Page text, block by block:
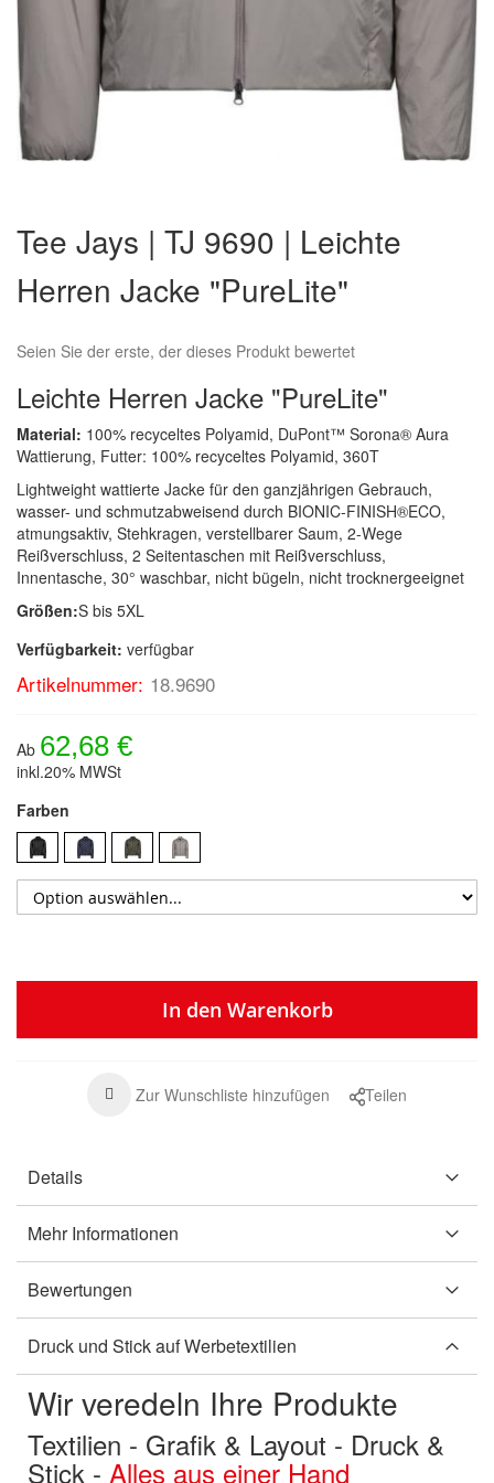
der
Bildergalerie
springen
Tee Jays | TJ 9690 | Leichte
Herren Jacke "PureLite"
Seien Sie der erste, der dieses Produkt bewertet
Leichte Herren Jacke "PureLite"
Material: 100% recyceltes Polyamid, DuPont™ Sorona® Aura
Wattierung, Futter: 100% recyceltes Polyamid, 360T
Lightweight wattierte Jacke für den ganzjährigen Gebrauch,
wasser- und schmutzabweisend durch BIONIC-FINISH®ECO,
atmungsaktiv, Stehkragen, verstellbarer Saum, 2-Wege
Reißverschluss, 2 Seitentaschen mit Reißverschluss,
Innentasche, 30° waschbar, nicht bügeln, nicht trocknergeeignet
Größen:S bis 5XL
Verfügbarkeit: verfügbar
Artikelnummer: 18.9690
Ab 62,68 €
inkl.20% MWSt
Farben
In den Warenkorb
Zur Wunschliste hinzufügen Teilen
Details
Mehr Informationen
Bewertungen
Druck und Stick auf Werbetextilien
Wir veredeln Ihre Produkte
Textilien - Grafik & Layout - Druck &
Stick - Alles aus einer Hand